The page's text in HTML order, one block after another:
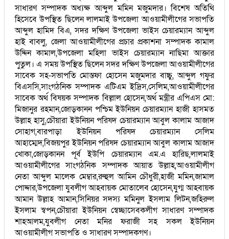
সাধারণ সম্পাদক অধ্যক্ষ আব্দুল মমিন মজুমদার। বিশেষ অতিথি
হিসেবে উপস্থিত ছিলেন লালমাই উপজেলা আওয়ামীলীগের সভাপতি
আব্দুল হামিদ বিএ, সদর দক্ষিণ উপজেলা ভাইস চেয়ারম্যান আব্দুল
হাই বাবলু, জেলা আওয়ামীলীগের প্রচার প্রকাশনা সম্পাদক কামাল
উদ্দিন কামাল,উপজেলা মহিলা ভাইস চেয়ারম্যান নাছিমা আক্তার
পুতুল। এ সময় উপস্থিত ছিলেন সদর দক্ষিণ উপজেলা আওয়ামীলীগের
সাবেক সহ-সভাপতি মোস্তফা হোসেন মজুমদার বাচ্চু, আব্দুল গফুর
বিএসসি,সাংগঠনিক সম্পাদক এটিএম ইদ্রিস,সেলিম,আওয়ামীলীগের
সাবেক অর্থ বিষয়ক সম্পাদক বিল্লাল হোসেন,অর্থ মন্ত্রীর এপিএস মো:
মিজানুর রহমান,জোড়কানন পশ্চিম ইউনিয়ন চেয়ারম্যান হাজী হাসমত
উল্লাহ হাসু,চৌয়ারা ইউনিয়ন পরিষদ চেয়ারম্যান আবুল কালাম আজাদ
সোহাগ,বারপাড়া ইউনিয়ন পরিষদ চেয়ারম্যান সেলিম
আহাম্মেদ,বিজয়পুর ইউনিয়ন পরিষদ চেয়ারম্যান আবুল কালাম আজাদ
খোকা,জোড়কানন পূর্ব ইউপি চেয়ারম্যান এম.এ হারিছ,লালমাই
আওয়ামীলীগের সাংগঠনিক সম্পাদক আয়াত উল্লাহ,আওয়ামীলীগ
নেতা আব্দুল মালেক মেম্বার,রুহুল আমিন চৌধুরী,হাজী মমিন,জামাল
পোদ্দার,উপজেলা যুবলীগ আহবায়ক মোতালেব হোসেন,যুগ্ম আহবায়ক
আমান উল্লাহ আমান,সিনিয়র সদস্য মমিনুল ইসলাম লিটন,জহিরুল
ইসলাম স্বপন,চৌয়ারা ইউনিয়ন স্বেচ্ছাসেবকলীগ সাধারণ সম্পাদক
শাহআলম,যুবলীগ নেতা মনির ফরাজী সহ সকল ইউনিয়ন
আওয়ামীলীগ সভাপতি ও সাধারণ সম্পাদকগণ।